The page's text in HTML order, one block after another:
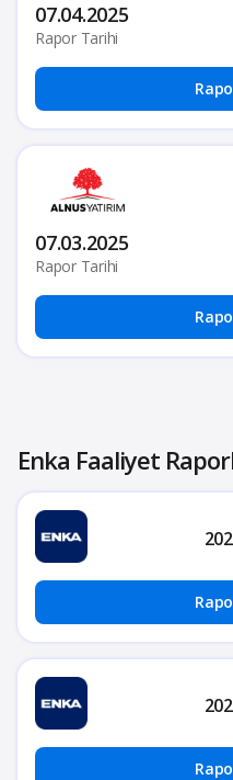
07.04.2025
Rapor Tarihi
07.03.2025
Rapor Tarihi
Enka Faaliyet